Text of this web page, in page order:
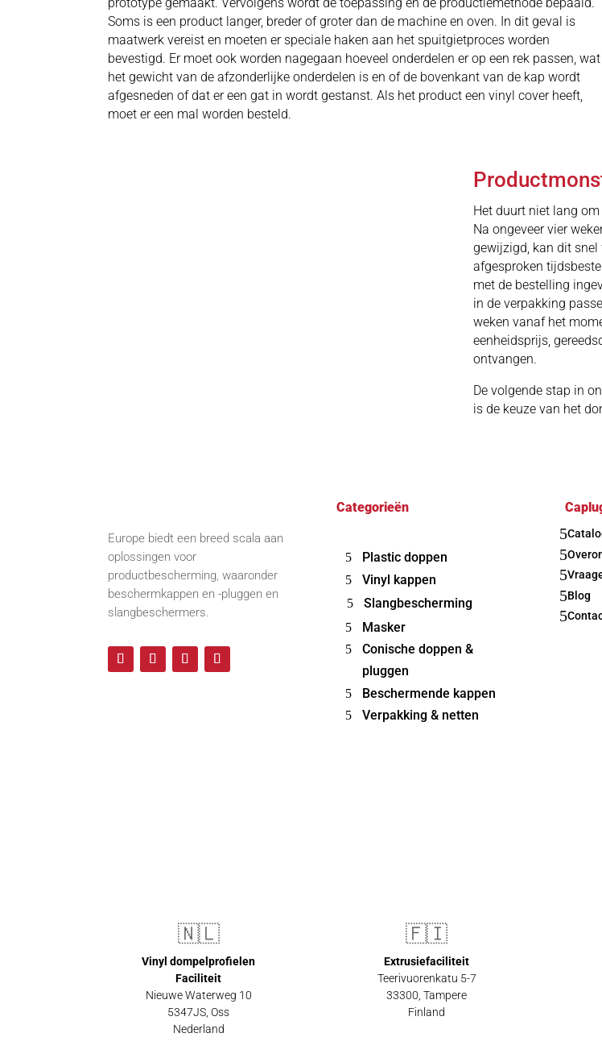
Soms is een product langer, breder of groter dan de machine en oven. In dit geval is
maatwerk vereist en moeten er speciale haken aan het spuitgietproces worden
bevestigd. Er moet ook worden nagegaan hoeveel onderdelen er op een rek passen, wat
het gewicht van de afzonderlijke onderdelen is en of de bovenkant van de kap wordt
afgesneden of dat er een gat in wordt gestanst. Als het product een vinyl cover heeft,
moet er een mal worden besteld.
Het duurt niet lang
Na ongeveer vier
gewijzigd, kan dit
afgesproken
met de bestelling
in de verpakking
weken vanaf het
eenheidsprijs,
ontvangen.
De volgende stap in
is de keuze van het
Europe biedt een breed scala aan
oplossingen voor
productbescherming, waaronder
beschermkappen en -pluggen en
slangbeschermers.
Categorieën
Plastic doppen
Vinyl kappen
Slangbescherming
Masker
Conische doppen &
pluggen
Beschermende kappen
Verpakking & netten
5
5
5
5Blog
5
🇳🇱
Vinyl dompelprofielen
Faciliteit
Nieuwe Waterweg 10
5347JS, Oss
Nederland
🇫🇮
Extrusiefaciliteit
Teerivuorenkatu 5-7
33300 ,Tampere
Finland